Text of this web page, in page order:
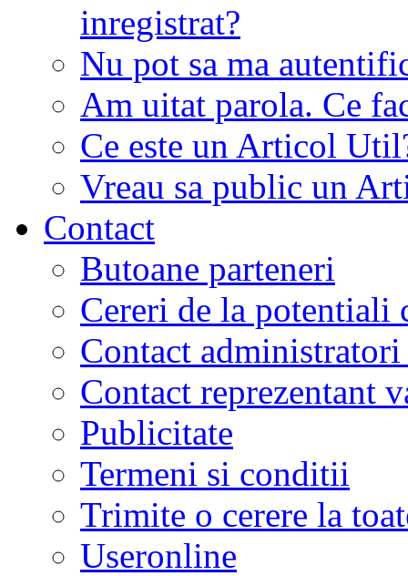
inregistrat?
Nu pot sa ma
Am uitat parola. Ce
Ce este un Articol
Vreau sa public un
Contact
Butoane parteneri
Cereri de la potentiali
Contact
Contact reprezentant
Publicitate
Termeni si conditii
Trimite o cerere la
Useronline